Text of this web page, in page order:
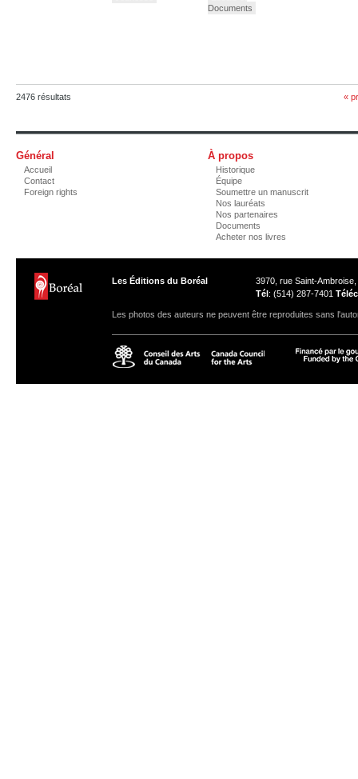
Documents
2476 résultats «
Général
Accueil
Contact
Foreign rights
À propos
Historique
Équipe
Soumettre un manuscrit
Nos lauréats
Nos partenaires
Documents
Acheter nos livres
Les Éditions du Boréal
3970, rue Saint-
Tél: (514) 287-7401 Téléc
Les photos des auteurs ne peuvent être reproduites sans